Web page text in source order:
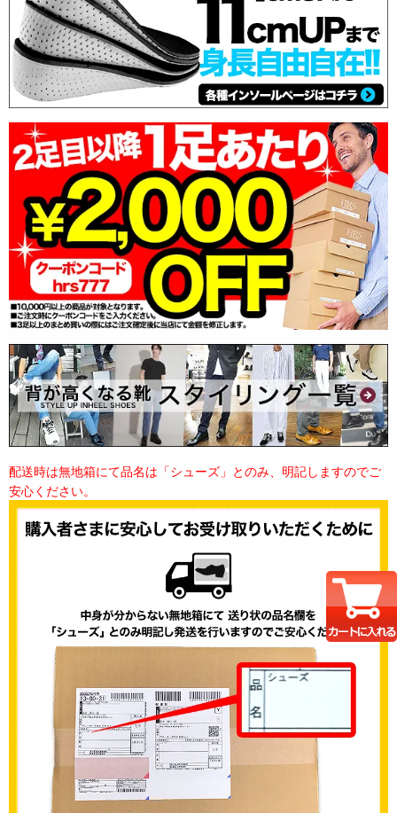
配送時は無地箱にて品名は「シューズ」とのみ、明記しますのでご
安心ください。